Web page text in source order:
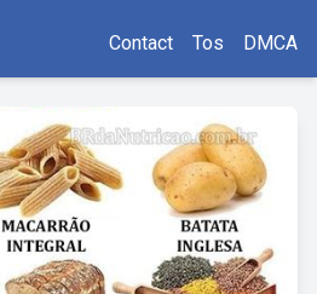
Contact Tos DMCA